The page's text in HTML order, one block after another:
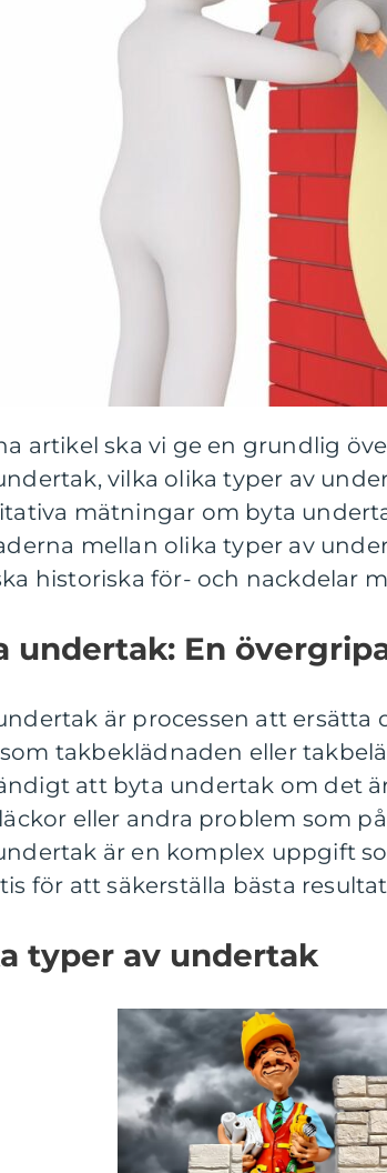
artikel ska vi ge en grundlig
vilka olika typer av
mätningar om byta
mellan olika typer av
historiska för- och nackdelar
undertak: En
är processen att ersätta
takbeklädnaden eller
att byta undertak om det
eller andra problem som
är en komplex uppgift
för att säkerställa bästa
typer av undertak